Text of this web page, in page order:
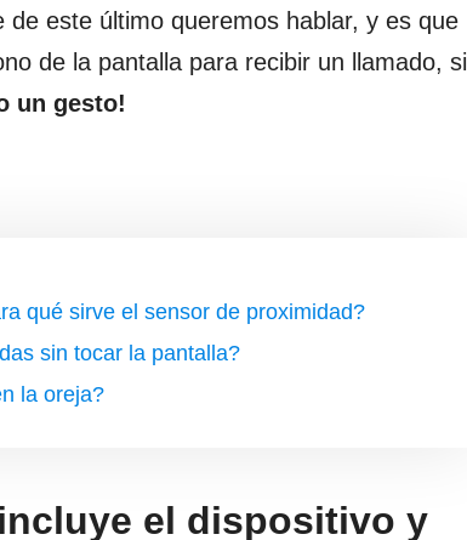
este último queremos hablar, y es que
de la pantalla para recibir un llamado, si
un gesto!
qué sirve el sensor de proximidad?
sin tocar la pantalla?
la oreja?
el dispositivo y